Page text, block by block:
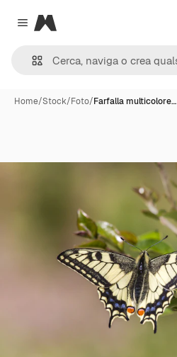
Close menu
Magnific
Home/Stock/Foto/Farfalla multicolore…